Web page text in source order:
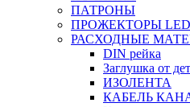
ПАТРОНЫ
ПРОЖЕКТОРЫ LED
РАСХОДНЫЕ
DIN рейка
Заглушка от
ИЗОЛЕНТА
КАБЕЛЬ